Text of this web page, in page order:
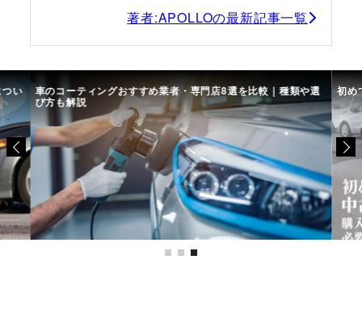
著者:APOLLOの最新記事一覧
い 車のコーティングおすすめ業者・専門店8選を比較｜種類や選
び方も解説
初め